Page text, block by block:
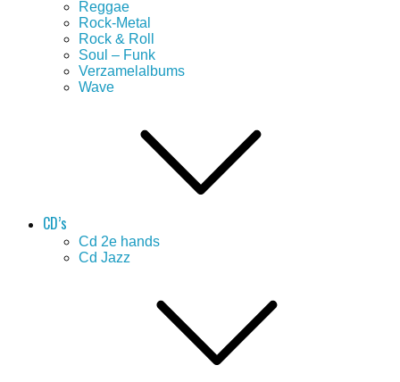
Reggae
Rock-Metal
Rock & Roll
Soul – Funk
Verzamelalbums
Wave
CD’s
Cd 2e hands
Cd Jazz